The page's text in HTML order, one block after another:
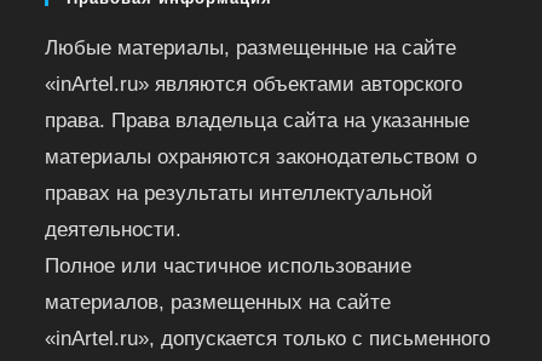
Любые материалы, размещенные на сайте
«inArtel.ru» являются объектами авторского
права. Права владельца сайта на указанные
материалы охраняются законодательством о
правах на результаты интеллектуальной
деятельности.
Полное или частичное использование
материалов, размещенных на сайте
«inArtel.ru», допускается только с письменного